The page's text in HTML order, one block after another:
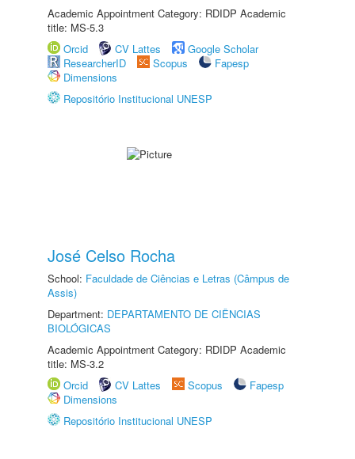
Academic Appointment Category: RDIDP Academic
title: MS-5.3
Orcid
CV Lattes
Google Scholar
ResearcherID
Scopus
Fapesp
Dimensions
Repositório Institucional UNESP
José Celso Rocha
School: Faculdade de Ciências e Letras (Câmpus de
Assis)
Department: DEPARTAMENTO DE CIÊNCIAS
BIOLÓGICAS
Academic Appointment Category: RDIDP Academic
title: MS-3.2
Orcid
CV Lattes Scopus
Fapesp
Dimensions
Repositório Institucional UNESP